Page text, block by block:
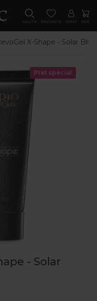
CAUTA FAVORITE CONT COS
X-Shape - Solar
Pret special
- Solar